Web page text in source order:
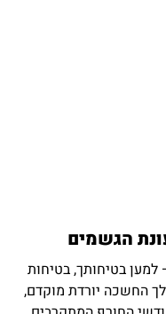
הגשמים
בטיחותך, בטיחות
החשכה יורדת מוקדם,